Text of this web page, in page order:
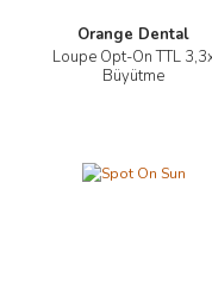
Orange Dental
Loupe Opt-On TTL
Büyütme